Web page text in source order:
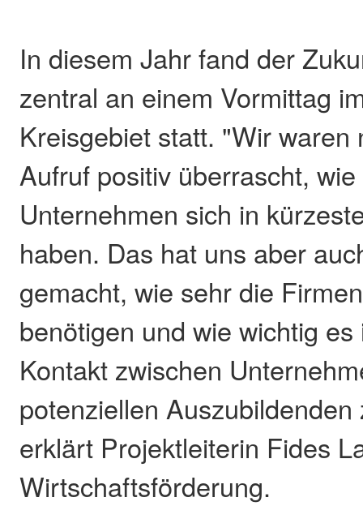
In diesem Jahr fand der
zentral an einem Vormittag
Kreisgebiet statt. "Wir waren
Aufruf positiv überrascht,
Unternehmen sich in
haben. Das hat uns aber
gemacht, wie sehr die
benötigen und wie wichtig
Kontakt zwischen
potenziellen
erklärt Projektleiterin Fides
Wirtschaftsförderung.